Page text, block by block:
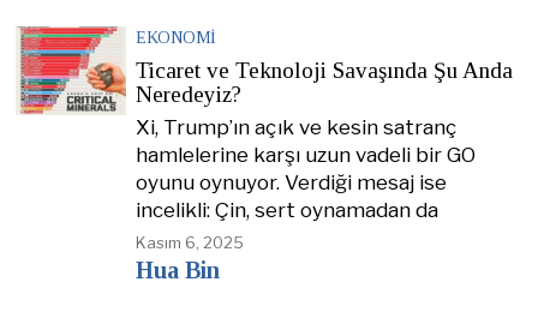
EKONOMI
Ticaret ve Teknoloji Savaşında Şu Anda
Neredeyiz?
Xi, Trump’ın açık ve kesin satranç
hamlelerine karşı uzun vadeli bir GO
oyunu oynuyor. Verdiği mesaj ise
incelikli: Çin, sert oynamadan da
Kasım 6, 2025
Hua Bin